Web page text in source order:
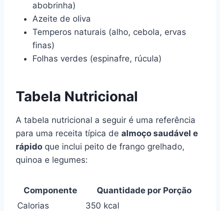
abobrinha)
Azeite de oliva
Temperos naturais (alho, cebola, ervas
finas)
Folhas verdes (espinafre, rúcula)
Tabela Nutricional
A tabela nutricional a seguir é uma referência
para uma receita típica de almoço saudável e
rápido que inclui peito de frango grelhado,
quinoa e legumes:
Componente
Quantidade por Porção
Calorias
350 kcal